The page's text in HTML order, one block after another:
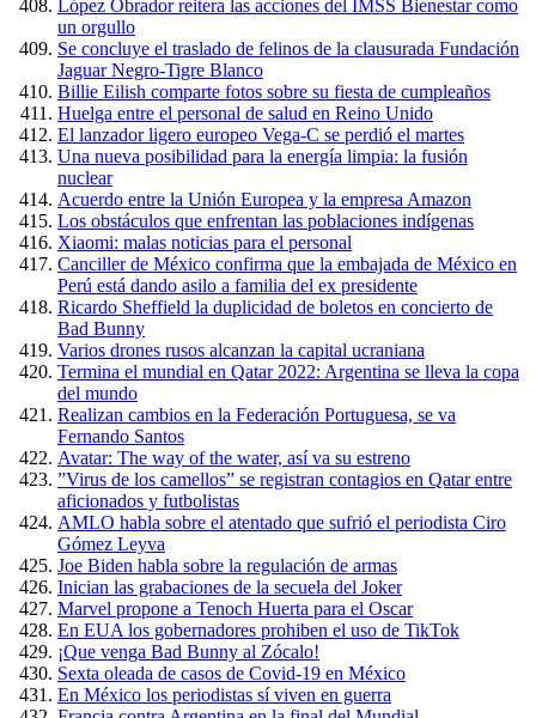
López Obrador reitera las acciones del IMSS Bienestar como
un orgullo
Se concluye el traslado de felinos de la clausurada Fundación
Jaguar Negro-Tigre Blanco
Billie Eilish comparte fotos sobre su fiesta de cumpleaños
Huelga entre el personal de salud en Reino Unido
El lanzador ligero europeo Vega-C se perdió el martes
Una nueva posibilidad para la energía limpia: la fusión
nuclear
Acuerdo entre la Unión Europea y la empresa Amazon
Los obstáculos que enfrentan las poblaciones indígenas
Xiaomi: malas noticias para el personal
Canciller de México confirma que la embajada de México en
Perú está dando asilo a familia del ex presidente
Ricardo Sheffield la duplicidad de boletos en concierto de
Bad Bunny
Varios drones rusos alcanzan la capital ucraniana
Termina el mundial en Qatar 2022: Argentina se lleva la copa
del mundo
Realizan cambios en la Federación Portuguesa, se va
Fernando Santos
Avatar: The way of the water, así va su estreno
”Virus de los camellos” se registran contagios en Qatar entre
aficionados y futbolistas
AMLO habla sobre el atentado que sufrió el periodista Ciro
Gómez Leyva
Joe Biden habla sobre la regulación de armas
Inician las grabaciones de la secuela del Joker
Marvel propone a Tenoch Huerta para el Oscar
En EUA los gobernadores prohiben el uso de TikTok
¡Que venga Bad Bunny al Zócalo!
Sexta oleada de casos de Covid-19 en México
En México los periodistas sí viven en guerra